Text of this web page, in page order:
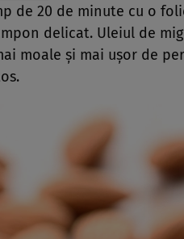
de 20 de minute cu o
delicat. Uleiul de
moale şi mai uşor de